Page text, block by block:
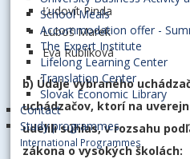
School Meals
Accommodation offer -
The Expert Institute
Lifelong Learning Center
Translation Center
Slovak Economic Library
Contact
Study programmes
International Programmes
Ľudovít Pinda
Luboš Marek
Eva Rublíková
b) Údaje vybraného
uchádzačov, ktorí na
udelili súhlas, v rozsahu
zákona o vysokých školách: